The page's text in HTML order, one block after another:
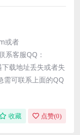
或者
系客服QQ：
载地址丢失或者失
需可联系上面的QQ
收藏 点赞(0)